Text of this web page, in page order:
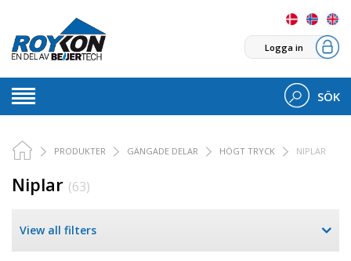
Logga in
SÖK
PRODUKTER GÄNGADE DELAR HÖGT TRYCK NIPLAR
Niplar (63)
View all filters